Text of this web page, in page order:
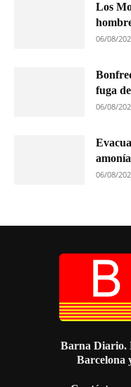
Los
06/08/
fuga
06/08/
06/08/
Barna Diario.
Barcelona